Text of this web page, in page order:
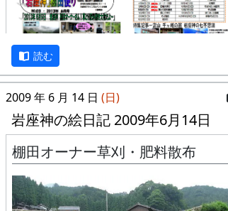
「岩座神」棚田便り #3 2013年6月号 (PDF
版)
読む
2009 年 6 月 14 日 (日)
岩座神の絵日記 2009年6月14日
棚田オーナー草刈・肥料散布